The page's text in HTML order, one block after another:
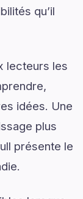
qu’il
lecteurs les
idées. Une
plus
présente le